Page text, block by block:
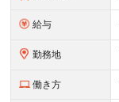
給与
勤務地
働き方